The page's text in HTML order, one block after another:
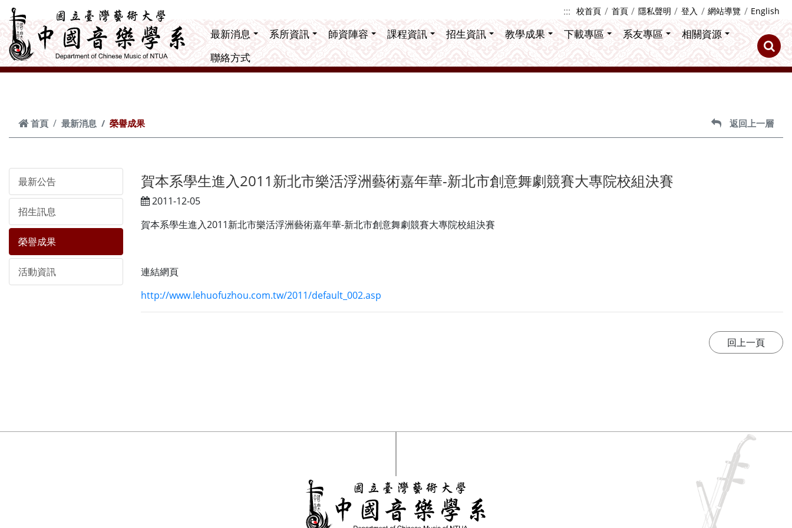
跳到主要內容 ::: 校首頁 首頁 隱私聲明 登入 網站導覽 English
最新消息 系所資訊 師資陣容 課程資訊 招生資訊 教學成果 下載專區 系友專區
相關資源
聯絡方式
首頁 最新消息 榮譽成果 返回上一層
最新公告
招生訊息
榮譽成果
活動資訊
賀本系學生進入2011新北市樂活浮洲藝術嘉年華-新北市創意舞劇競賽大專院校組決賽
2011-12-05
賀本系學生進入2011新北市樂活浮洲藝術嘉年華-新北市創意舞劇競賽大專院校組決賽
連結網頁
http://www.lehuofuzhou.com.tw/2011/default_002.asp